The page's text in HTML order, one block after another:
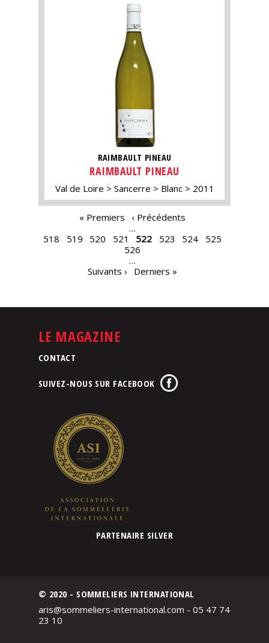
RAIMBAULT PINEAU
RAIMBAULT PINEAU
Val de Loire Sancerre Blanc 2011
« Premiers
‹ Précédents
…
518
519 520 521 522 523 524
525
526
…
Suivants ›
Derniers »
LE MAGAZINE
CONTACT
SUIVEZ-NOUS SUR FACEBOOK
PARTENAIRE SILVER
© 2020 - SOMMELIERS INTERNATIONAL
aris@sommeliers-international.com - 05 47 74
23 10